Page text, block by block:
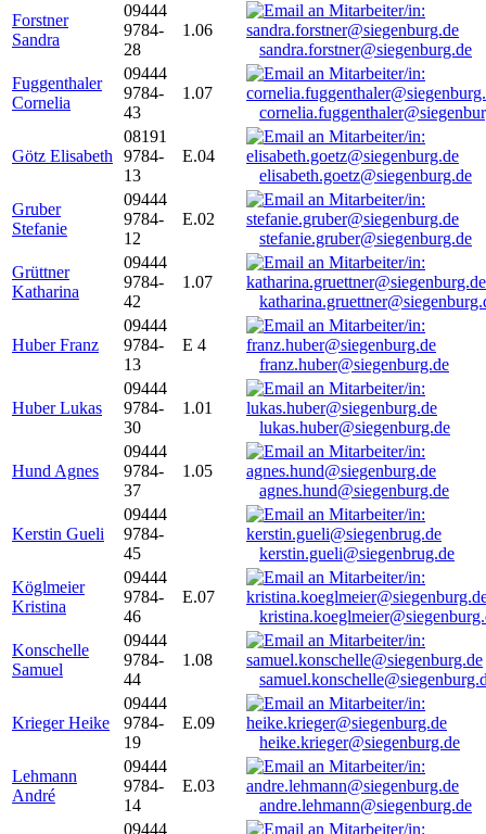
Forstner
Sandra
09444
9784-
28
1.06
sandra.forstner@siegenburg.de
Fuggenthaler
Cornelia
09444
9784-
43
1.07
Götz Elisabeth
08191
9784-
13
E.04
elisabeth.goetz@siegenburg.de
Gruber
Stefanie
09444
9784-
12
E.02
stefanie.gruber@siegenburg.de
Grüttner
Katharina
09444
9784-
42
1.07
Huber Franz
09444
9784-
13
E 4
franz.huber@siegenburg.de
Huber Lukas
09444
9784-
30
1.01
lukas.huber@siegenburg.de
Hund Agnes
09444
9784-
37
1.05
agnes.hund@siegenburg.de
Kerstin Gueli
09444
9784-
45
kerstin.gueli@siegenbrug.de
Köglmeier
Kristina
09444
9784-
46
E.07
Konschelle
Samuel
09444
9784-
44
1.08
Krieger Heike
09444
9784-
19
E.09
heike.krieger@siegenburg.de
Lehmann
André
09444
9784-
14
E.03
andre.lehmann@siegenburg.de
09444